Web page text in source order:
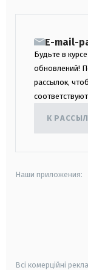
E-mail-
Будьте в
обновлений!
рассылок,
К
Наши приложения:
Всі комерційні